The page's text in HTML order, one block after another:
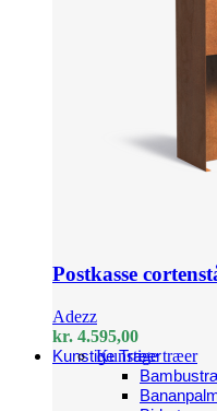
Postkasse
Adezz
kr. 4.595,00
Kunstige Træer
Kunstige træer